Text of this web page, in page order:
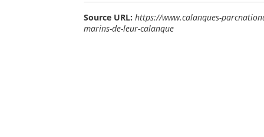
Source URL: https://www.calanques-
marins-de-leur-calanque